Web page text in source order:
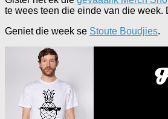
te wees teen die einde van die week.
Geniet die week se Stoute Boudjies.